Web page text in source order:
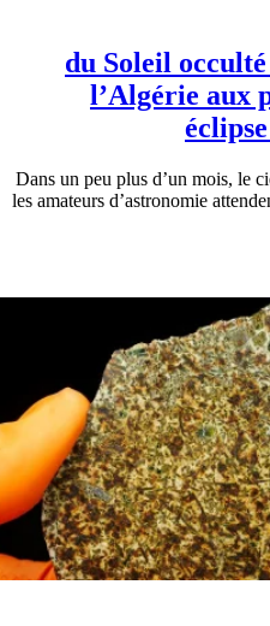
98,6 % du Soleil
l’Algérie aux
Dans un peu plus d’un mois, le
les amateurs d’astronomie